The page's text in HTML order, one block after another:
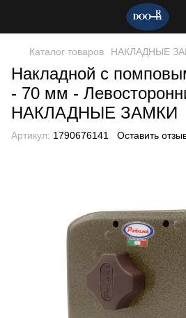
Каталог товаров НАКЛАДНЫЕ
Накладной с
- 70 мм -
НАКЛАДНЫЕ ЗАМКИ
Артикул: 1790676141 Оставить